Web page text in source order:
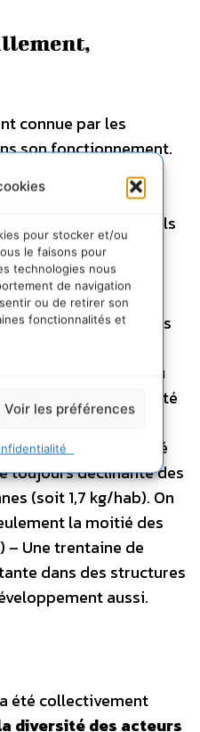
pour stocker et/ou
le faisons pour
technologies nous
de navigation
ou de retirer son
fonctionnalités et
Voir les préférences
connue par les
son fonctionnement.
redistribués « aux
: Elle consiste à
maroquinerie dont ils
s’effectue soit en
à fréquence
habitants. Des
et des super marchés
par des
tapis, tri vocal et/ou
fonction de la qualité
de textiles non
Il est rassemblé
toujours déclinante des
(soit 1,7 kg/hab). On
la moitié des
Une trentaine de
dans des structures
aussi.
été collectivement
diversité des acteurs